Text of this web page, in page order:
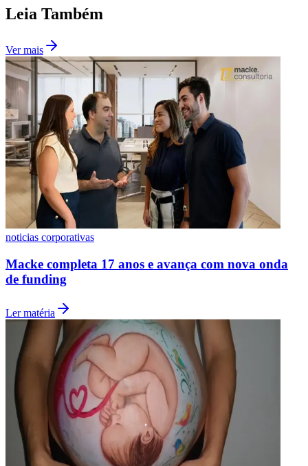
Flamengo
Leia Também
Ver mais
noticias corporativas
Macke completa 17 anos e avança com nova onda
de funding
Ler matéria